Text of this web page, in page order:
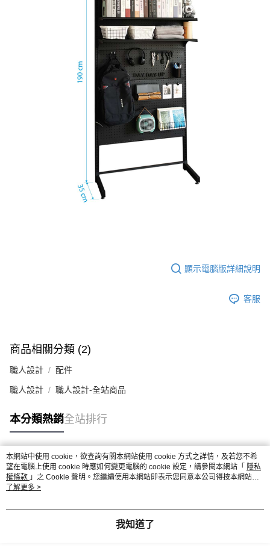
顯示電腦版詳細說明
客服
商品相關分類 (2)
職人設計 配件
職人設計 職人設計-全站商品
本分類熱銷全站排行
熱門標籤
本網站中使用 cookie，欲查詢有關本網站使用 cookie 方式之詳情，及若您不希
望在電腦上使用 cookie 時應如何變更電腦的 cookie 設定，請參閱本網站「 隱私
權條款 」之 Cookie 聲明。您繼續使用本網站即表示您同意本公司得按本網站使
用條款之 Cookie 聲明使用 cookie。
了解更多 >
我知道了